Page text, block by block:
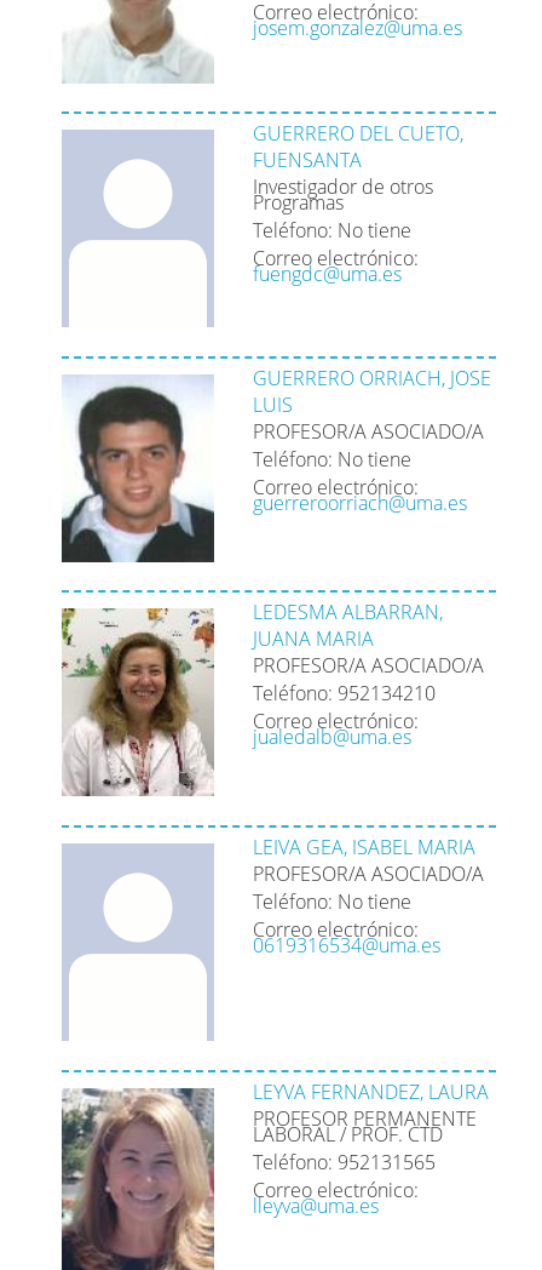
Correo electrónico:
josem.gonzalez@uma.es
GUERRERO DEL CUETO,
FUENSANTA
Investigador de otros
Programas
Teléfono: No tiene
Correo electrónico:
fuengdc@uma.es
GUERRERO ORRIACH, JOSE
LUIS
PROFESOR/A ASOCIADO/A
Teléfono: No tiene
Correo electrónico:
guerreroorriach@uma.es
LEDESMA ALBARRAN,
JUANA MARIA
PROFESOR/A ASOCIADO/A
Teléfono: 952134210
Correo electrónico:
jualedalb@uma.es
LEIVA GEA, ISABEL MARIA
PROFESOR/A ASOCIADO/A
Teléfono: No tiene
Correo electrónico:
0619316534@uma.es
LEYVA FERNANDEZ, LAURA
PROFESOR PERMANENTE
LABORAL / PROF. CTD
Teléfono: 952131565
Correo electrónico:
lleyva@uma.es